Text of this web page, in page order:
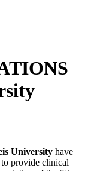
University have
to provide clinical